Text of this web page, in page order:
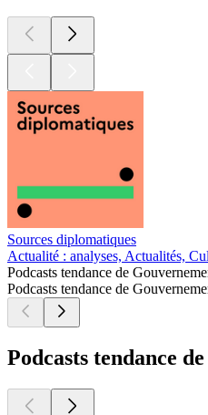
Sources diplomatiques
Actualité : analyses, Actualités,
Podcasts tendance de
Podcasts tendance de
Podcasts tendance